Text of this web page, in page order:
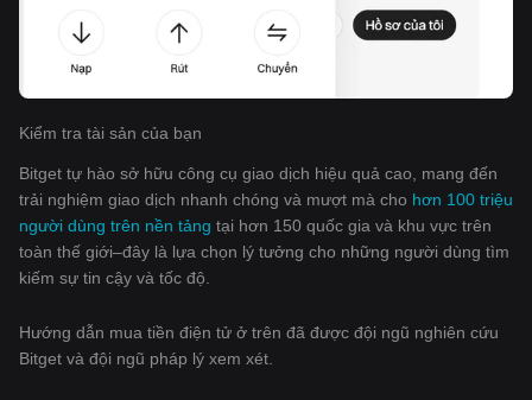
Kiểm tra tài sản của bạn
Bitget tự hào sở hữu công cụ giao dịch hiệu quả cao, mang đến
trải nghiệm giao dịch nhanh chóng và mượt mà cho hơn 100 triệu
người dùng trên nền tảng tại hơn 150 quốc gia và khu vực trên
toàn thế giới–đây là lựa chọn lý tưởng cho những người dùng tìm
kiếm sự tin cậy và tốc độ.
Hướng dẫn mua tiền điện tử ở trên đã được đội ngũ nghiên cứu
Bitget và đội ngũ pháp lý xem xét.